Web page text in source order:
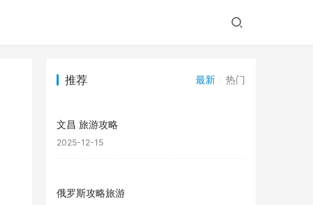
推荐 最新 热门
文昌 旅游攻略
2025-12-15
俄罗斯攻略旅游